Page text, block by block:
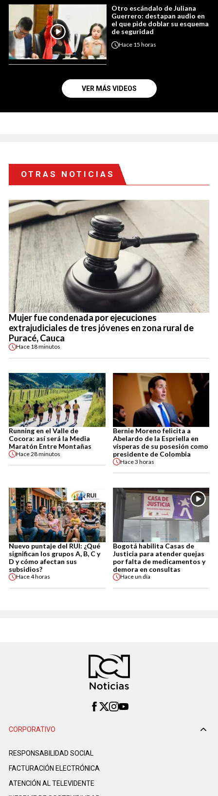
Otro escándalo de Juliana
Guerrero: destapan audio en
el que pide doblar su esquema
de seguridad
Hace 15 horas
VER MÁS VIDEOS
OTRAS NOTICIAS
Mujer fue condenada por ejecuciones
extrajudiciales de tres jóvenes en zona rural de
Puracé, Cauca
Hace 18 minutos
Running en el Valle de
Cocora: así será la Media
Maratón Entre Montañas
Hace28 minutos
Bernie Moreno felicita a
Abelardo de la Espriella en
vísperas de su posesión como
presidente de Colombia
Hace3 horas
Nuevo puntaje del RUI: ¿Qué
significan los grupos A, B, C y
D y cómo afectan sus
subsidios?
Hace4 horas
Bogotá habilita Casas de
Justicia para atender quejas
por falta de medicamentos y
demora en consultas
Haceun día
CORPORATIVO
RESPONSABILIDAD SOCIAL
FACTURACIÓN ELECTRÓNICA
ATENCIÓN AL TELEVIDENTE